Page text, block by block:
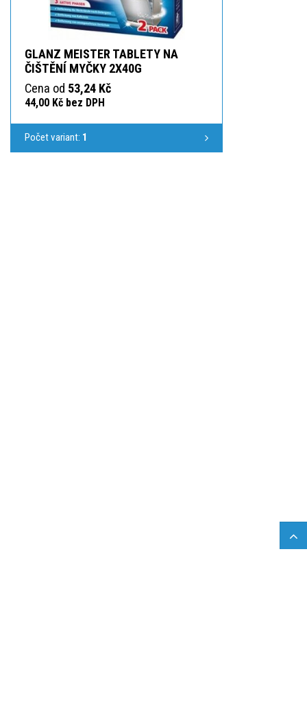
GLANZ MEISTER TABLETY NA
ČIŠTĚNÍ MYČKY 2X40G
Cena od 53,24 Kč
44,00 Kč bez DPH
Počet variant: 1